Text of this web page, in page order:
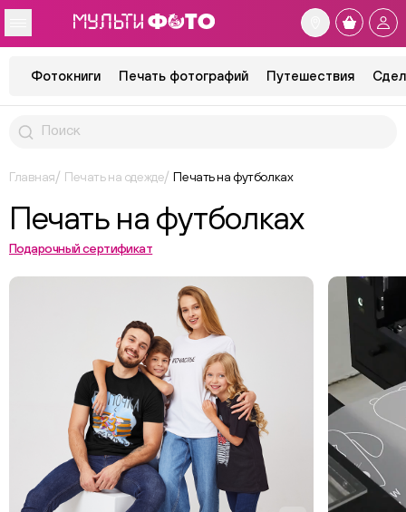
Фотокниги Печать фотографий Путешествия
Главная Печать на одежде Печать на футболках
Печать на футболках
Подарочный сертификат